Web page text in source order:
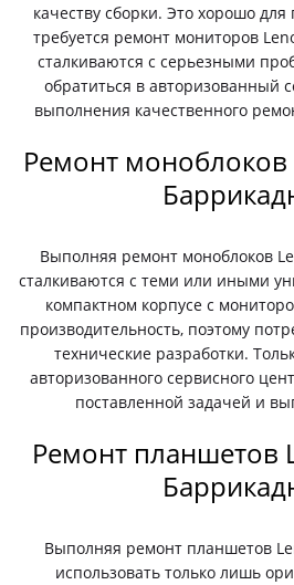
качеству сборки. Это хорошо для
требуется ремонт мониторов
сталкиваются с серьезными
обратиться в авторизованный
выполнения качественного
Ремонт
Выполняя ремонт моноблоков
сталкиваются с теми или иными
компактном корпусе с
производительность, поэтому
технические разработки.
авторизованного сервисного
поставленной задачей и
Ремонт планшетов
Выполняя ремонт планшетов
использовать только лишь